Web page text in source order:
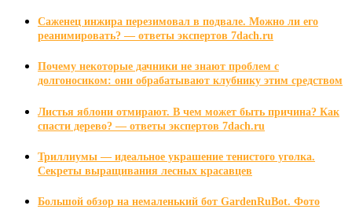
Cаженец инжира перезимовал в подвале. Можно ли его
реанимировать? — ответы экспертов 7dach.ru
Почему некоторые дачники не знают проблем с
долгоносиком: они обрабатывают клубнику этим средством
Листья яблони отмирают. В чем может быть причина? Как
спасти дерево? — ответы экспертов 7dach.ru
Триллиумы — идеальное украшение тенистого уголка.
Секреты выращивания лесных красавцев
Большой обзор на немаленький бот GardenRuBot. Фото